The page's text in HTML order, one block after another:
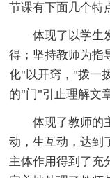
节课有下面几个特
体现了以学生发
得；坚持教师为指
化"以开窍，"拨一
的"门"引止理解文
体现了教师的主
动，生互动，达到
主体作用得到了充